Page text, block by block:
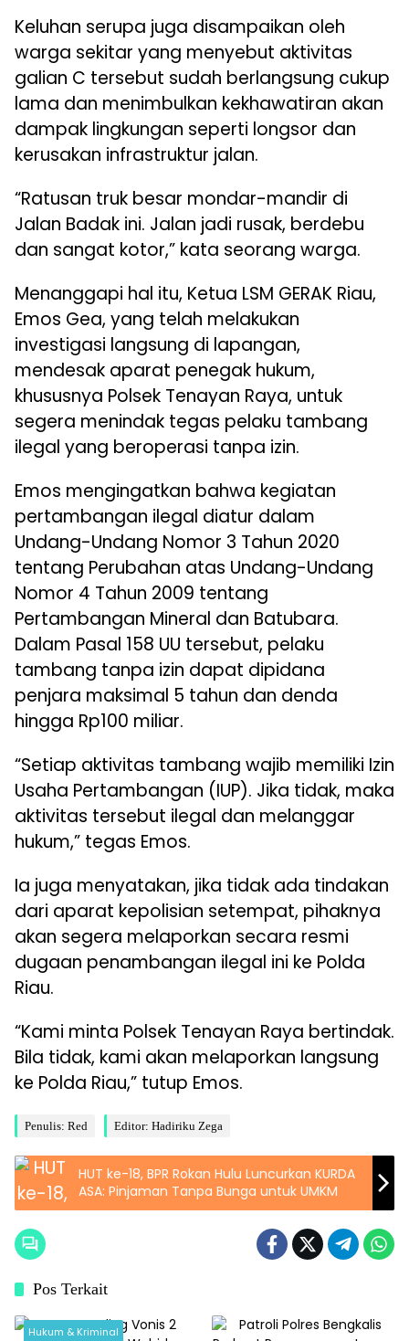
Keluhan serupa juga disampaikan oleh
warga sekitar yang menyebut aktivitas
galian C tersebut sudah berlangsung cukup
lama dan menimbulkan kekhawatiran akan
dampak lingkungan seperti longsor dan
kerusakan infrastruktur jalan.
“Ratusan truk besar mondar-mandir di
Jalan Badak ini. Jalan jadi rusak, berdebu
dan sangat kotor,” kata seorang warga.
Menanggapi hal itu, Ketua LSM GERAK Riau,
Emos Gea, yang telah melakukan
investigasi langsung di lapangan,
mendesak aparat penegak hukum,
khususnya Polsek Tenayan Raya, untuk
segera menindak tegas pelaku tambang
ilegal yang beroperasi tanpa izin.
Emos mengingatkan bahwa kegiatan
pertambangan ilegal diatur dalam
Undang-Undang Nomor 3 Tahun 2020
tentang Perubahan atas Undang-Undang
Nomor 4 Tahun 2009 tentang
Pertambangan Mineral dan Batubara.
Dalam Pasal 158 UU tersebut, pelaku
tambang tanpa izin dapat dipidana
penjara maksimal 5 tahun dan denda
hingga Rp100 miliar.
“Setiap aktivitas tambang wajib memiliki Izin
Usaha Pertambangan (IUP). Jika tidak, maka
aktivitas tersebut ilegal dan melanggar
hukum,” tegas Emos.
Ia juga menyatakan, jika tidak ada tindakan
dari aparat kepolisian setempat, pihaknya
akan segera melaporkan secara resmi
dugaan penambangan ilegal ini ke Polda
Riau.
“Kami minta Polsek Tenayan Raya bertindak.
Bila tidak, kami akan melaporkan langsung
ke Polda Riau,” tutup Emos.
Penulis: Red Editor: Hadiriku Zega
HUT ke-18, BPR Rokan Hulu Luncurkan KURDA
ASA: Pinjaman Tanpa Bunga untuk UMKM
Pos Terkait
Hukum & Kriminal